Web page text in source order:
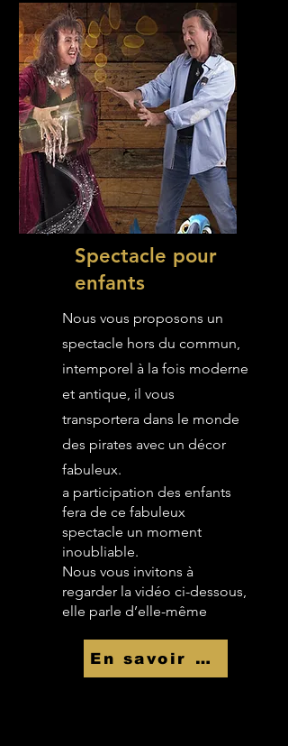
Spectacle pour
enfants
Nous vous proposons un
spectacle hors du commun,
intemporel à la fois moderne
et antique, il vous
transportera dans le monde
des pirates avec un décor
fabuleux.
a participation des enfants
fera de ce fabuleux
spectacle un moment
inoubliable.
Nous vous invitons à
regarder la vidéo ci-dessous,
elle parle d’elle-même
En savoir Plus